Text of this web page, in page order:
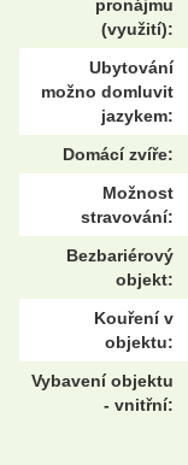
pronájmu
(využití):
Ubytování
možno domluvit
jazykem:
Domácí zvíře:
Možnost
stravování:
Bezbariérový
objekt:
Kouření v
objektu:
Vybavení objektu
- vnitřní: